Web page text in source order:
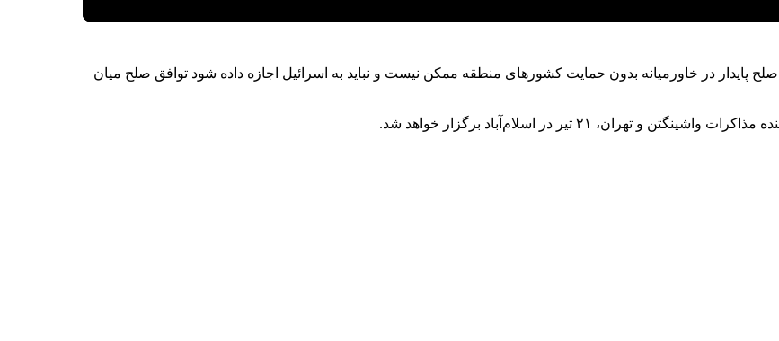
در خاورمیانه بدون حمایت کشورهای منطقه ممکن نیست و نباید به اسرائیل اجازه داده شود توافق صلح میان
۲۱ تیر در اسلام‌آباد برگزار خواهد شد.